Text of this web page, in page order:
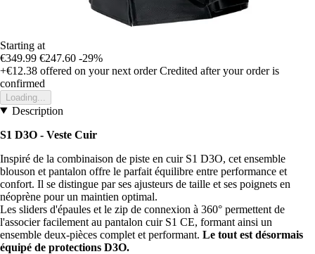
Starting at
€349.99 €247.60 -29%
+€12.38 offered on your next order Credited after your order is
confirmed
Loading...
Description
S1 D3O - Veste Cuir
Inspiré de la combinaison de piste en cuir S1 D3O, cet ensemble
blouson et pantalon offre le parfait équilibre entre performance et
confort. Il se distingue par ses ajusteurs de taille et ses poignets en
néoprène pour un maintien optimal.
Les sliders d'épaules et le zip de connexion à 360° permettent de
l'associer facilement au pantalon cuir S1 CE, formant ainsi un
ensemble deux-pièces complet et performant. Le tout est désormais
équipé de protections D3O.